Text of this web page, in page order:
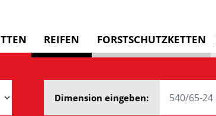
REIFEN FORSTSCHUTZKETTEN
Dimension eingeben: